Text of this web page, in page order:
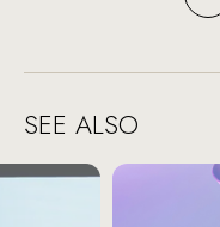
SEE ALSO